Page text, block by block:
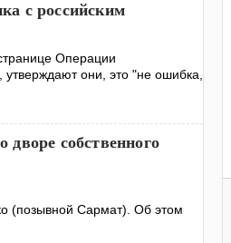
с российским
Операции
они, это "не ошибка,
собственного
(позывной Сармат). Об этом